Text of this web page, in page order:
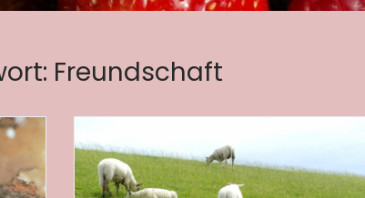
Freundschaft